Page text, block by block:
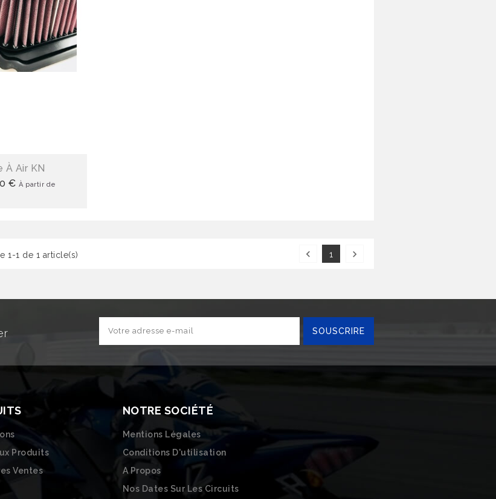
À Air KN
€ À partir de
1-1 de 1 article(s)  1 
Produits
Ventes
NOTRE SOCIÉTÉ
Mentions Légales
Conditions D'utilisation
A Propos
Nos Dates Sur Les Circuits